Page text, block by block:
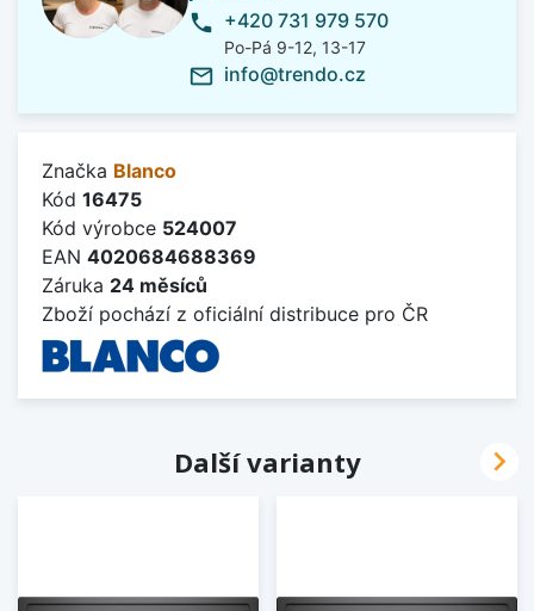
phone +420 731 979 570
Po-Pá 9-12, 13-17
mail_outline info@trendo.cz
Značka Blanco
Kód 16475
Kód výrobce 524007
EAN 4020684688369
Záruka 24 měsíců
Zboží pochází z oficiální distribuce pro ČR
Další varianty 